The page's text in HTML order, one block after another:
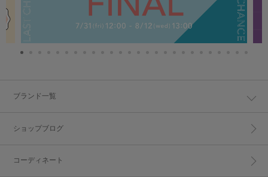
ブランド一覧
ショップブログ
コーディネート